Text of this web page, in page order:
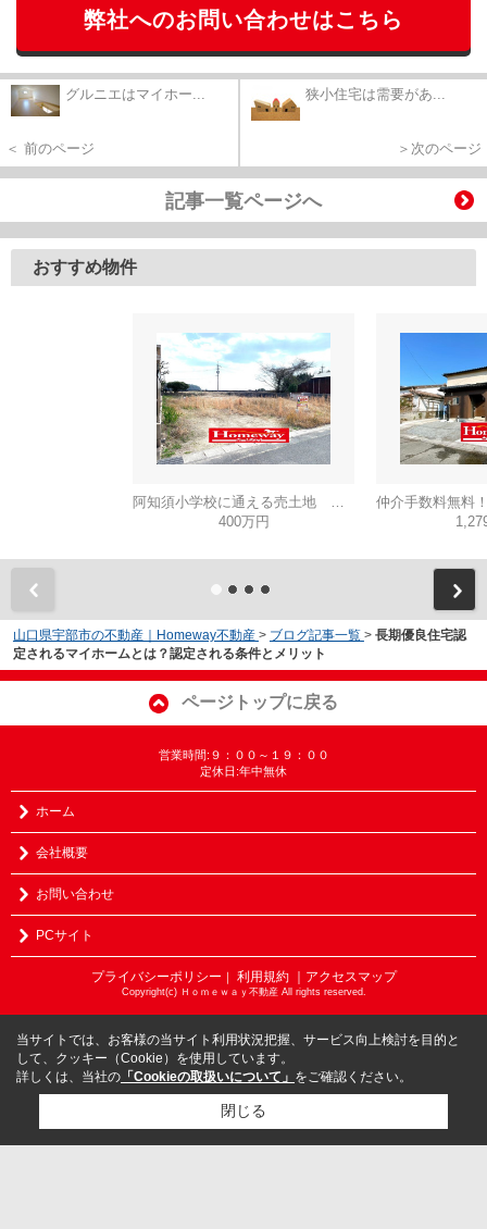
弊社へのお問い合わせはこちら
グルニエはマイホー...
＜ 前のページ
狭小住宅は需要があ...
＞次のページ
記事一覧ページへ
おすすめ物件
400万円
山口県宇部市の不動産｜Homeway不動産 > ブログ記事一覧 > 長期優良住宅認
定されるマイホームとは？認定される条件とメリット
ページトップに戻る
営業時間:９：００～１９：００
定休日:年中無休
ホーム
会社概要
お問い合わせ
PCサイト
プライバシーポリシー ｜ 利用規約 ｜アクセスマップ
Copyright(c) Ｈｏｍｅｗａｙ不動産 All rights reserved.
当サイトでは、お客様の当サイト利用状況把握、サービス向上検討を目的と
して、クッキー（Cookie）を使用しています。
詳しくは、当社の 「Cookieの取扱いについて」 をご確認ください。
閉じる